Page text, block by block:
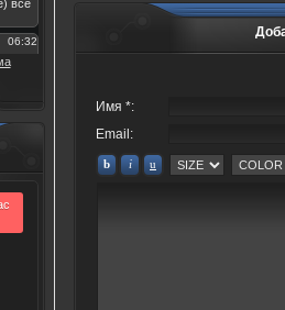
Имя *:
Email: